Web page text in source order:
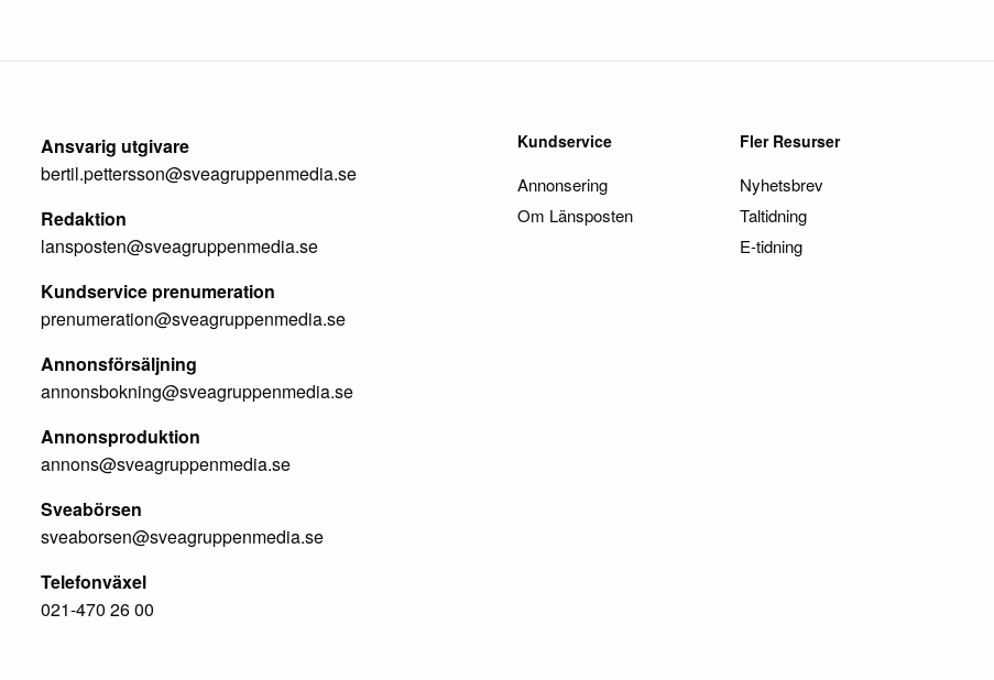
Ansvarig utgivare
bertil.pettersson@sveagruppenmedia.se
Redaktion
lansposten@sveagruppenmedia.se
Kundservice prenumeration
prenumeration@sveagruppenmedia.se
Annonsförsäljning
annonsbokning@sveagruppenmedia.se
Annonsproduktion
annons@sveagruppenmedia.se
Sveabörsen
sveaborsen@sveagruppenmedia.se
Telefonväxel
021-470 26 00
Kundservice
Annonsering
Om Länsposten
Fler Resurser
Nyhetsbrev
Taltidning
E-tidning